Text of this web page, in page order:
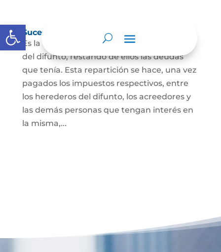
Abrir barra de herramientas
Sucesión de bienes por causa de muerte
Es la que se hace para repartir los bienes
del difunto, restando de ellos las deudas
que tenía. Esta repartición se hace, una vez
pagados los impuestos respectivos, entre
los herederos del difunto, los acreedores y
las demás personas que tengan interés en
la misma,...